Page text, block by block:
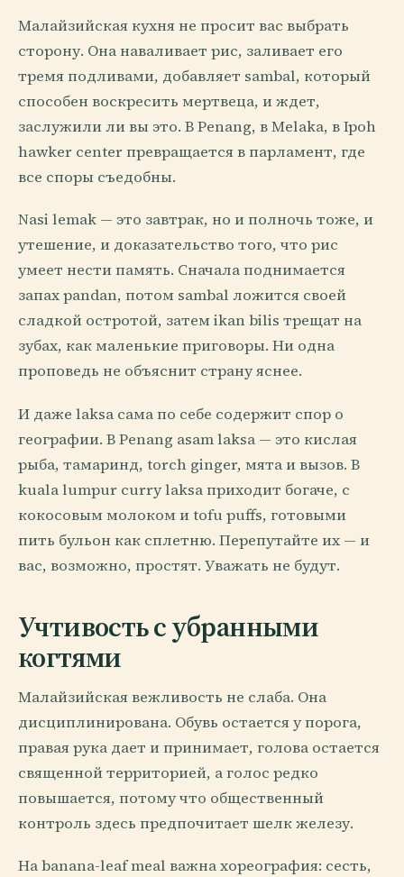
Малайзийская кухня не просит вас выбрать
сторону. Она наваливает рис, заливает его
тремя подливами, добавляет sambal, который
способен воскресить мертвеца, и ждет,
заслужили ли вы это. В Penang, в Melaka, в Ipoh
hawker center превращается в парламент, где
все споры съедобны.
Nasi lemak — это завтрак, но и полночь тоже, и
утешение, и доказательство того, что рис
умеет нести память. Сначала поднимается
запах pandan, потом sambal ложится своей
сладкой остротой, затем ikan bilis трещат на
зубах, как маленькие приговоры. Ни одна
проповедь не объяснит страну яснее.
И даже laksa сама по себе содержит спор о
географии. В Penang asam laksa — это кислая
рыба, тамаринд, torch ginger, мята и вызов. В
kuala lumpur curry laksa приходит богаче, с
кокосовым молоком и tofu puffs, готовыми
пить бульон как сплетню. Перепутайте их — и
вас, возможно, простят. Уважать не будут.
Учтивость с убранными
когтями
Малайзийская вежливость не слаба. Она
дисциплинирована. Обувь остается у порога,
правая рука дает и принимает, голова остается
священной территорией, а голос редко
повышается, потому что общественный
контроль здесь предпочитает шелк железу.
На banana-leaf meal важна хореография: сесть,